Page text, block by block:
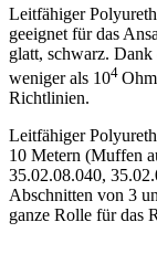
Leitfähiger
geeignet für das
glatt, schwarz.
weniger als 104
Richtlinien.
Leitfähiger
10 Metern (Muffen
35.02.08.040,
Abschnitten von 3
ganze Rolle für das